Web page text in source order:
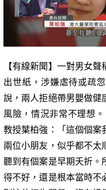
【有線新聞】一對男女
出世紙，涉嫌虐待或疏
說，兩人拒絕帶男嬰做健
風險，情況非常不理想
教授葉柏強：「這個個案
兩位小朋友，似乎都不太
聽到有個案是早期夭折。
得不好，還是根本當時不